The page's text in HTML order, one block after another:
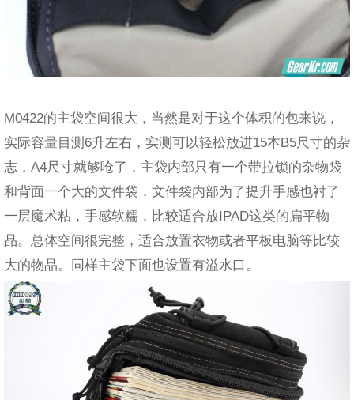
M0422的主袋空间很大，当然是对于这个体积的包来说，
实际容量目测6升左右，实测可以轻松放进15本B5尺寸的杂
志，A4尺寸就够呛了，主袋内部只有一个带拉锁的杂物袋
和背面一个大的文件袋，文件袋内部为了提升手感也衬了
一层魔术粘，手感软糯，比较适合放IPAD这类的扁平物
品。总体空间很完整，适合放置衣物或者平板电脑等比较
大的物品。同样主袋下面也设置有溢水口。